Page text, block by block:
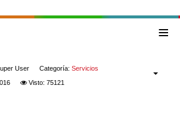
≡
User Categoría:Servicios
Visto: 75121